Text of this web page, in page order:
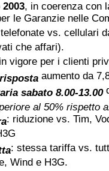
, in coerenza con
le Garanzie nelle
vs. cellulari
che affari).
vigore per i clienti
aumento da
sabato 8.00-13.00
al 50% rispetto
: riduzione vs. Tim,
: stessa tariffa vs.
Wind e H3G.